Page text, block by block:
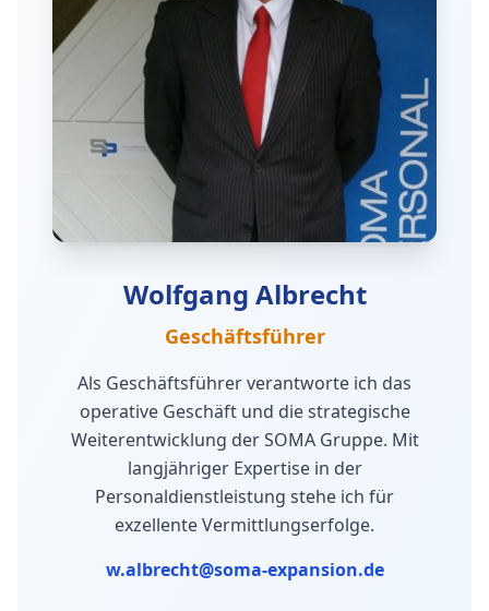
Wolfgang Albrecht
Geschäftsführer
Als Geschäftsführer verantworte ich das
operative Geschäft und die strategische
Weiterentwicklung der SOMA Gruppe. Mit
langjähriger Expertise in der
Personaldienstleistung stehe ich für
exzellente Vermittlungserfolge.
w.albrecht@soma-expansion.de